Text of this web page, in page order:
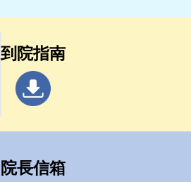
到院指南
院長信箱